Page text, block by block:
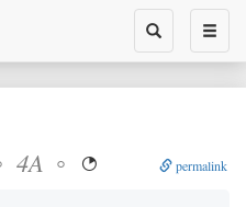
Toggle
search
4A ◦  permalink